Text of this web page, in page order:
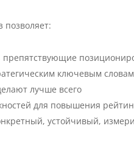
препятствующие
ключевым словам
лучше всего
для повышения
устойчивый,